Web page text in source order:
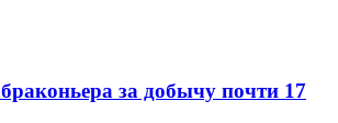
за добычу почти 17